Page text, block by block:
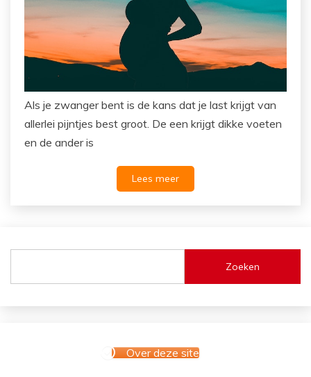
Als je zwanger bent is de kans dat je last krijgt van
allerlei pijntjes best groot. De een krijgt dikke voeten
en de ander is
Lees meer
Zoeken
Over deze site